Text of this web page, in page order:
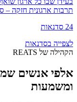
תרבות ארגונית חזקה
24 סדנאות
לצפייה בסדנאות
הקהילה של REATS
אלפי אנשים
ומשמעות